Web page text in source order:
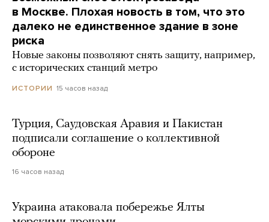
в Москве. Плохая новость в том, что это
далеко не единственное здание в зоне
риска
Новые законы позволяют снять защиту, например,
с исторических станций метро
ИСТОРИИ 15 часов назад
Турция, Саудовская Аравия и Пакистан
подписали соглашение о коллективной
обороне
16 часов назад
Украина атаковала побережье Ялты